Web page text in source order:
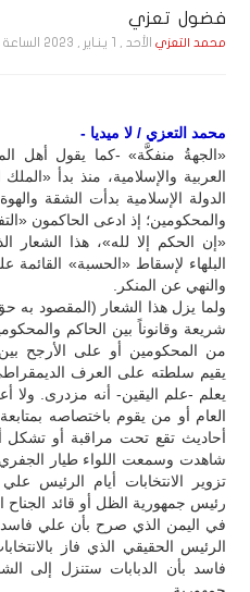
فضول تعزي
محمد التعزي الأحد , 1 يـنـاير , 2023 الساعة 7:22:04 PM
محمد التعزي / لا ميديا -
«الجهةُ منفكَّة» -كما يقول أهل
العربية والإسلامية، منذ بدأ
الدولة الإسلامية بدأت الشقة
والمحكومين؛ إذ ادعى الحاكمون
«إن الحكم إلا لله»، هذا الشعار
البلهاء لإسقاط «الحسبة» القائمة
والنهي عن المنكر.
ولما يزل هذا الشعار (المقصود به
شريعة وقانوناً بين الحاكم
من المحكومين أو على الأرجح
يقيم سلطته على العرف
يعلم -علم اليقين- أنه مزدرى. ولا
العام أو من يقوم باختصاصه
أحاديث تقع تحت مراقبة أو تشكل
شاهدت وسمعت اللواء طيار
تزوير الانتخابات أيام الرئيس
رئيس جمهورية الظل أو قائد الجناح
في اليمن الذي صرح بأن علي فاسد
الرئيس الحقيقي الذي فاز
فاسد بأن الدبابات ستنزل إلى